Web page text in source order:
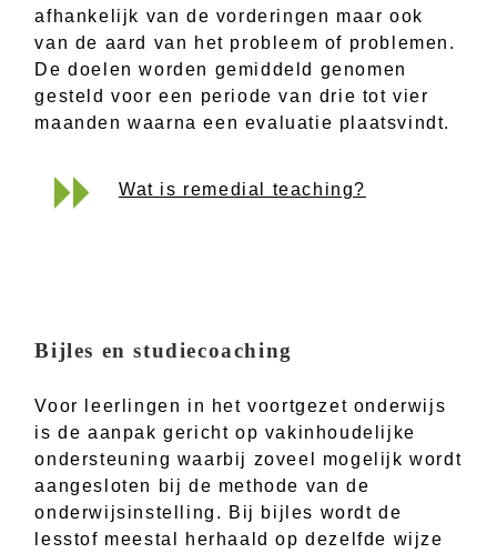
afhankelijk van de vorderingen maar ook
van de aard van het probleem of problemen.
De doelen worden gemiddeld genomen
gesteld voor een periode van drie tot vier
maanden waarna een evaluatie plaatsvindt.
Wat is remedial teaching?
Bijles en studiecoaching
Voor leerlingen in het voortgezet onderwijs
is de aanpak gericht op vakinhoudelijke
ondersteuning waarbij zoveel mogelijk wordt
aangesloten bij de methode van de
onderwijsinstelling. Bij bijles wordt de
lesstof meestal herhaald op dezelfde wijze